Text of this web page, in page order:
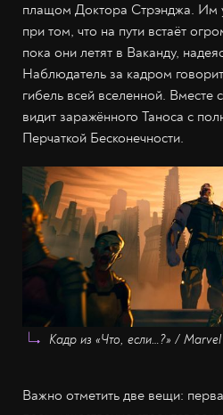
плащом Доктора Стрэнджа. Им
при том, что на пути встаёт
пока они летят в Ваканду,
Наблюдатель за кадром
гибель всей вселенной. Вместе
видит заражённого Таноса с
Перчаткой Бесконечности.
Кадр из «Что, если…?» /
Важно отметить две вещи: